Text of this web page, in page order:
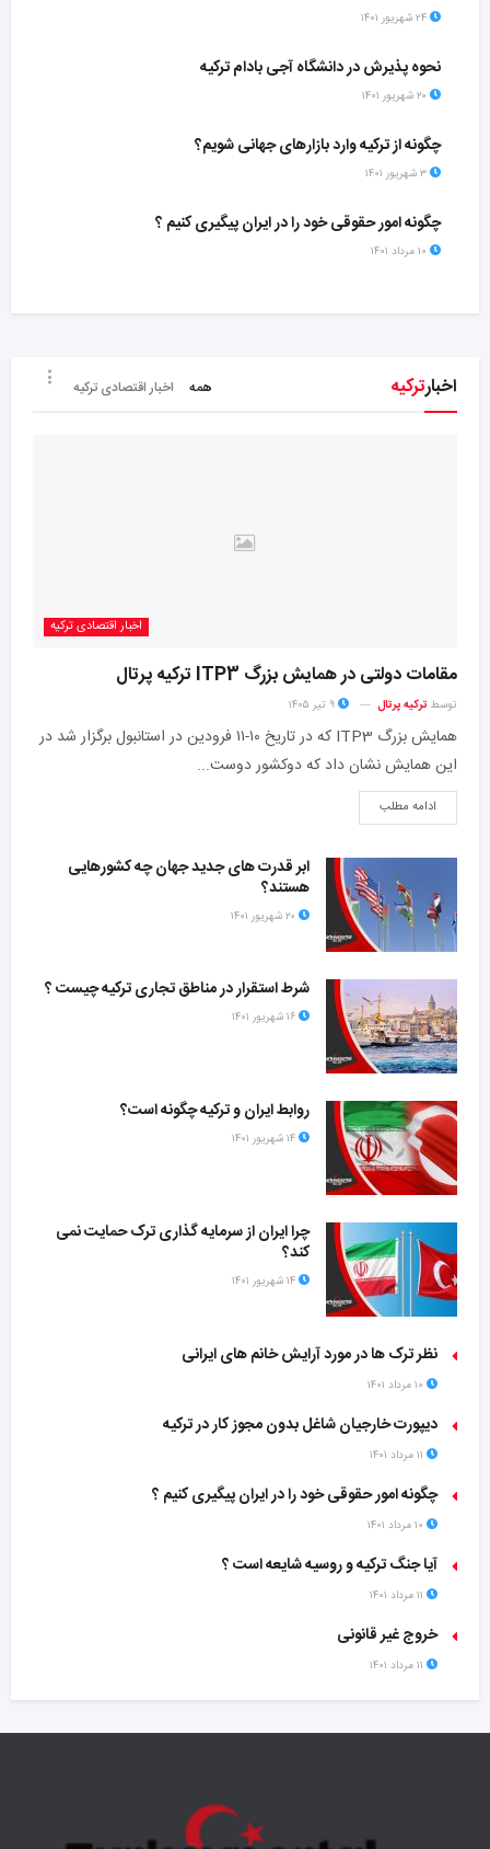
نحوه پذیرش در دانشگاه آجی بادام ترکیه
چگونه از ترکیه وارد بازارهای جهانی شویم؟
چگونه امور حقوقی خود را در ایران پیگیری کنیم ؟
اخبارترکیه همه اخبار اقتصادی ترکیه
اخبار اقتصادی ترکیه
مقامات دولتی در همایش بزرگ ITP3 ترکیه پرتال
توسط ترکیه پرتال
همایش بزرگ ITP3 که در تاریخ ۱۰-۱۱ فرودین در استانبول برگزار شد در
این همایش نشان داد که دو‌کشور دوست...
ادامه مطلب
ابر قدرت های جدید جهان چه کشورهایی
هستند؟
شرط استقرار در مناطق تجاری ترکیه چیست ؟
روابط ایران و ترکیه چگونه است؟
چرا ایران از سرمایه گذاری ترک حمایت نمی
کند؟
نظر ترک ها در مورد آرایش خانم های ایرانی
دیپورت خارجیان شاغل بدون مجوز کار در ترکیه
چگونه امور حقوقی خود را در ایران پیگیری کنیم ؟
آیا جنگ ترکیه و روسیه شایعه است ؟
خروج غیر قانونی